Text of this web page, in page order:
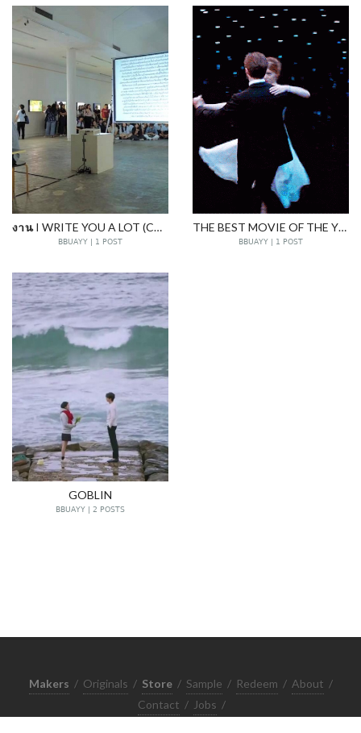
งาน I WRITE YOU A LOT (CHIANGMAI)
BBUAYY | 1 POST
THE BEST MOVIE OF THE YEAR : LALALAND
BBUAYY | 1 POST
GOBLIN
BBUAYY | 2 POSTS
Makers / Originals / Store / Sample / Redeem / About /
Contact / Jobs /